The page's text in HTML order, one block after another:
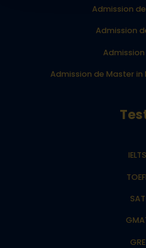
Admission
Admission
Admission
Admission de Master
IELTS
SAT
GRE